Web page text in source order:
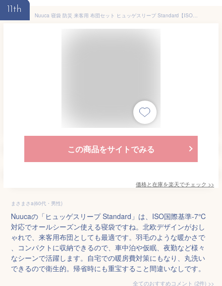
11th
Nuuca 寝袋 防災 来客用 布団セット ヒュッゲスリープ Standard【ISO国際基準 -7℃】 北欧デザイン シュラフ オールシーズン 秋用 冬用 来客布団 布団 ふとん 客用布団 人気 おすすめ コンパクト 羽毛 封筒型 丸洗い 3シーズン 車中泊 暖房費対策 仮眠 夜勤 自宅用 帰省
この商品をサイトでみる
価格と在庫を楽天でチェック >>
まさまさa(60代・男性)
Nuucaの「ヒュッゲスリープ Standard」は、ISO国際基準-7℃
対応でオールシーズン使える寝袋ですね。北欧デザインがおし
ゃれで、来客用布団としても最適です。羽毛のような暖かさで
、コンパクトに収納できるので、車中泊や仮眠、夜勤など様々
なシーンで活躍します。自宅での暖房費対策にもなり、丸洗い
できるので衛生的。帰省時にも重宝すること間違いなしです。
全てのおすすめコメント (2件) >